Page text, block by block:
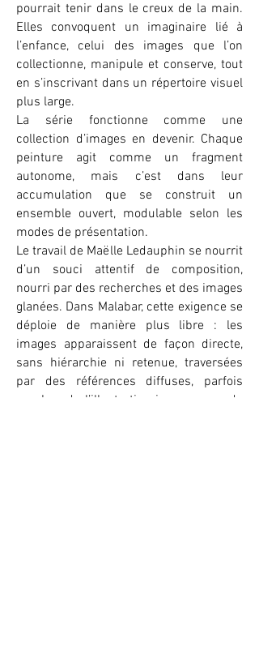
pourrait tenir dans le creux de la main.
Elles convoquent un imaginaire lié à
l’enfance, celui des images que l’on
collectionne, manipule et conserve, tout
en s’inscrivant dans un répertoire visuel
plus large.
La série fonctionne comme une
collection d’images en devenir. Chaque
peinture agit comme un fragment
autonome, mais c’est dans leur
accumulation que se construit un
ensemble ouvert, modulable selon les
modes de présentation.
Le travail de Maëlle Ledauphin se nourrit
d’un souci attentif de composition,
nourri par des recherches et des images
glanées. Dans Malabar, cette exigence se
déploie de manière plus libre : les
images apparaissent de façon directe,
sans hiérarchie ni retenue, traversées
par des références diffuses, parfois
proches de l’illustration jeunesse ou de